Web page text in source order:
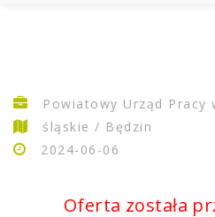
Powiatowy Urząd Pracy
śląskie / Będzin
2024-06-06
Oferta została